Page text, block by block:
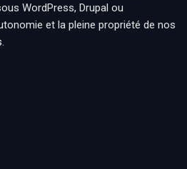
WordPress, Drupal ou
et la pleine propriété de nos
.